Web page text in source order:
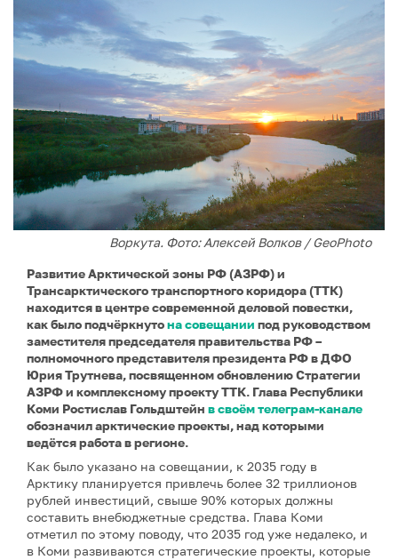
Воркута. Фото: Алексей Волков / GeoPhoto
Развитие Арктической зоны РФ (АЗРФ) и
Трансарктического транспортного коридора (ТТК)
находится в центре современной деловой повестки,
как было подчёркнутона совещании под руководством
заместителя председателя правительства РФ –
полномочного представителя президента РФ в ДФО
Юрия Трутнева, посвященном обновлению Стратегии
АЗРФ и комплексному проекту ТТК. Глава Республики
Коми Ростислав Гольдштейн в своём телеграм-канале
обозначил арктические проекты, над которыми
ведётся работа в регионе.
Как было указано на совещании, к 2035 году в
Арктику планируется привлечь более 32 триллионов
рублей инвестиций, свыше 90% которых должны
составить внебюджетные средства. Глава Коми
отметил по этому поводу, что 2035 год уже недалеко, и
в Коми развиваются стратегические проекты, которые